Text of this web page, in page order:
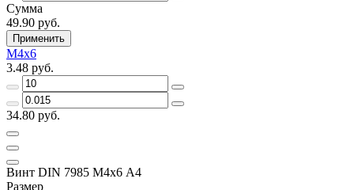
Сумма
49.90 руб.
Применить
М4х6
3.48 руб.
34.80 руб.
Винт DIN 7985 М4х6 A4
Размер